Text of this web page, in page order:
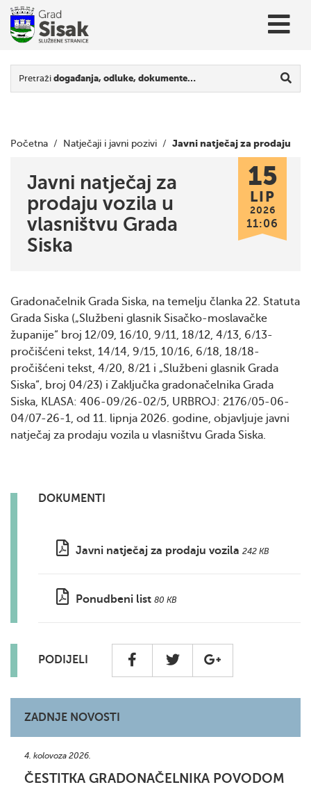
Pretraži događanja, odluke, dokumente…
Početna / Natječaji i javni pozivi / Javni natječaj za prodaju
Javni natječaj za
prodaju vozila u
vlasništvu Grada
Siska
15
LIP
2026
11:06
Gradonačelnik Grada Siska, na temelju članka 22. Statuta
Grada Siska („Službeni glasnik Sisačko-moslavačke
županije“ broj 12/09, 16/10, 9/11, 18/12, 4/13, 6/13-
pročišćeni tekst, 14/14, 9/15, 10/16, 6/18, 18/18-
pročišćeni tekst, 4/20, 8/21 i „Službeni glasnik Grada
Siska“, broj 04/23) i Zaključka gradonačelnika Grada
Siska, KLASA: 406-09/26-02/5, URBROJ: 2176/05-06-
04/07-26-1, od 11. lipnja 2026. godine, objavljuje javni
natječaj za prodaju vozila u vlasništvu Grada Siska.
DOKUMENTI
Javni natječaj za prodaju vozila 242 KB
Ponudbeni list 80 KB
PODIJELI
ZADNJE NOVOSTI
4. kolovoza 2026.
ČESTITKA GRADONAČELNIKA POVODOM